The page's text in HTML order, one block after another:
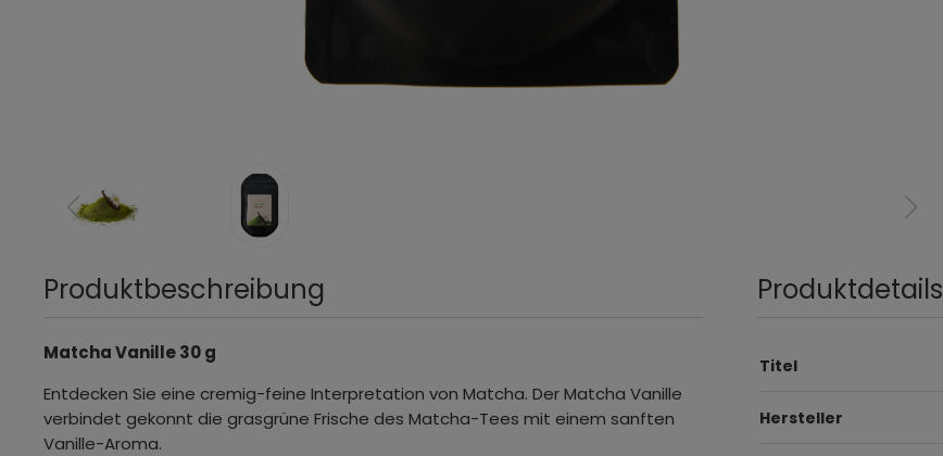
Produktbeschreibung
Matcha Vanille 30 g
Entdecken Sie eine cremig-feine Interpretation von Matcha. Der Matcha Vanille
verbindet gekonnt die grasgrüne Frische des Matcha-Tees mit einem sanften
Vanille-Aroma.
Produktdetails
Titel
Hersteller